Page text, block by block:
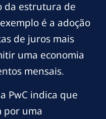
da estrutura de
é a adoção
de juros mais
uma economia
mensais.
PwC indica que
por uma